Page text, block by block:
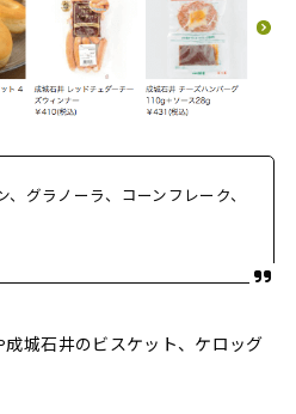
グラノーラ、コーンフレーク、
城石井のビスケット、ケロッグ